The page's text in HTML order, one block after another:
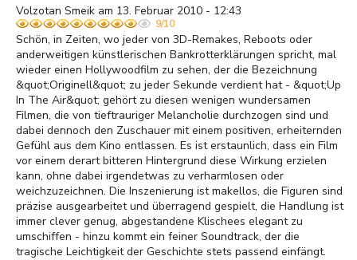
Volzotan Smeik am 13. Februar 2010 - 12:43
9/10
Schön, in Zeiten, wo jeder von 3D-Remakes, Reboots oder
anderweitigen künstlerischen Bankrotterklärungen spricht, mal
wieder einen Hollywoodfilm zu sehen, der die Bezeichnung
&quot;Originell&quot; zu jeder Sekunde verdient hat - &quot;Up
In The Air&quot; gehört zu diesen wenigen wundersamen
Filmen, die von tieftrauriger Melancholie durchzogen sind und
dabei dennoch den Zuschauer mit einem positiven, erheiternden
Gefühl aus dem Kino entlassen. Es ist erstaunlich, dass ein Film
vor einem derart bitteren Hintergrund diese Wirkung erzielen
kann, ohne dabei irgendetwas zu verharmlosen oder
weichzuzeichnen. Die Inszenierung ist makellos, die Figuren sind
präzise ausgearbeitet und überragend gespielt, die Handlung ist
immer clever genug, abgestandene Klischees elegant zu
umschiffen - hinzu kommt ein feiner Soundtrack, der die
tragische Leichtigkeit der Geschichte stets passend einfängt.